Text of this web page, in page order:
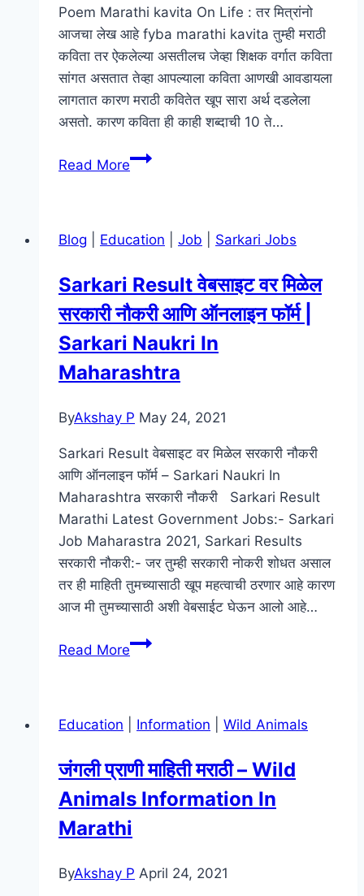
Poem Marathi kavita On Life : तर मित्रांनो
आजचा लेख आहे fyba marathi kavita तुम्ही मराठी
कविता तर ऐकलेल्या असतीलच जेव्हा शिक्षक वर्गात कविता
सांगत असतात तेव्हा आपल्याला कविता आणखी आवडायला
लागतात कारण मराठी कवितेत खूप सारा अर्थ दडलेला
असतो. कारण कविता ही काही शब्दाची 10 ते…
Read Moreमराठी
marathi
|
Marathi
Poem
Blog Education Job Sarkari Jobs
Sarkari Result वेबसाइट वर मिळेल
सरकारी नौकरी आणि ऑनलाइन फॉर्म |
Sarkari Naukri In
Maharashtra
ByAkshay P May 24, 2021
Sarkari Result वेबसाइट वर मिळेल सरकारी नौकरी
आणि ऑनलाइन फॉर्म – Sarkari Naukri In
Maharashtra सरकारी नौकरी Sarkari Result
Marathi Latest Government Jobs:- Sarkari
Job Maharastra 2021, Sarkari Results
सरकारी नौकरी:- जर तुम्ही सरकारी नोकरी शोधत असाल
तर ही माहिती तुमच्यासाठी खूप महत्वाची ठरणार आहे कारण
आज मी तुमच्यासाठी अशी वेबसाईट घेऊन आलो आहे…
Read MoreSarkari
मिळेल
नौकरी
आणि
ऑनलाइन
फॉर्म
Sarkari
Education Information Wild Animals
जंगली प्राणी माहिती मराठी – Wild
Animals Information In
Marathi
ByAkshay P April 24, 2021